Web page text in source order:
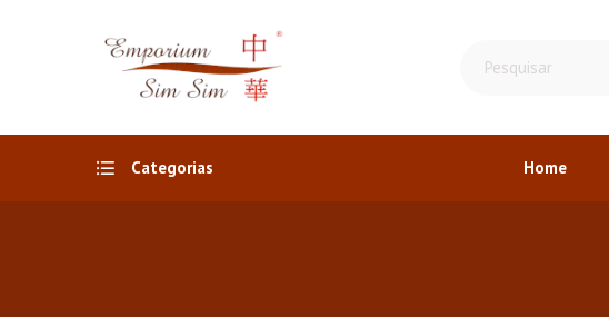
Categorias Home